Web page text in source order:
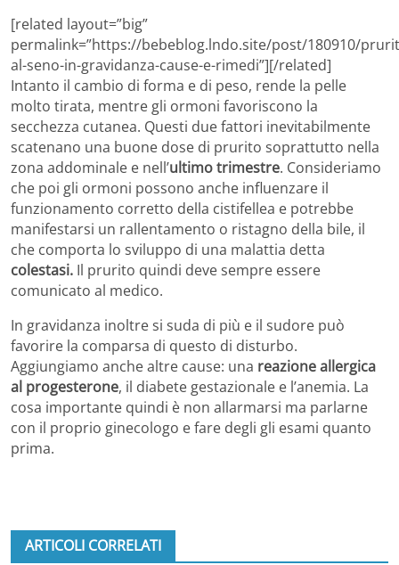
[related layout=”big”
permalink=”https://bebeblog.lndo.site/post/180910/
al-seno-in-gravidanza-cause-e-rimedi”][/related]
Intanto il cambio di forma e di peso, rende la pelle
molto tirata, mentre gli ormoni favoriscono la
secchezza cutanea. Questi due fattori inevitabilmente
scatenano una buone dose di prurito soprattutto nella
zona addominale e nell’ultimo trimestre. Consideriamo
che poi gli ormoni possono anche influenzare il
funzionamento corretto della cistifellea e potrebbe
manifestarsi un rallentamento o ristagno della bile, il
che comporta lo sviluppo di una malattia detta
colestasi. Il prurito quindi deve sempre essere
comunicato al medico.
In gravidanza inoltre si suda di più e il sudore può
favorire la comparsa di questo di disturbo.
Aggiungiamo anche altre cause: una reazione allergica
al progesterone, il diabete gestazionale e l’anemia. La
cosa importante quindi è non allarmarsi ma parlarne
con il proprio ginecologo e fare degli gli esami quanto
prima.
ARTICOLI CORRELATI